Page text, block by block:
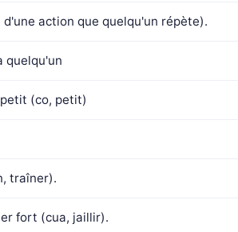
action que quelqu'un répète).
quelqu'un
(co, petit)
traîner).
fort (cua, jaillir).